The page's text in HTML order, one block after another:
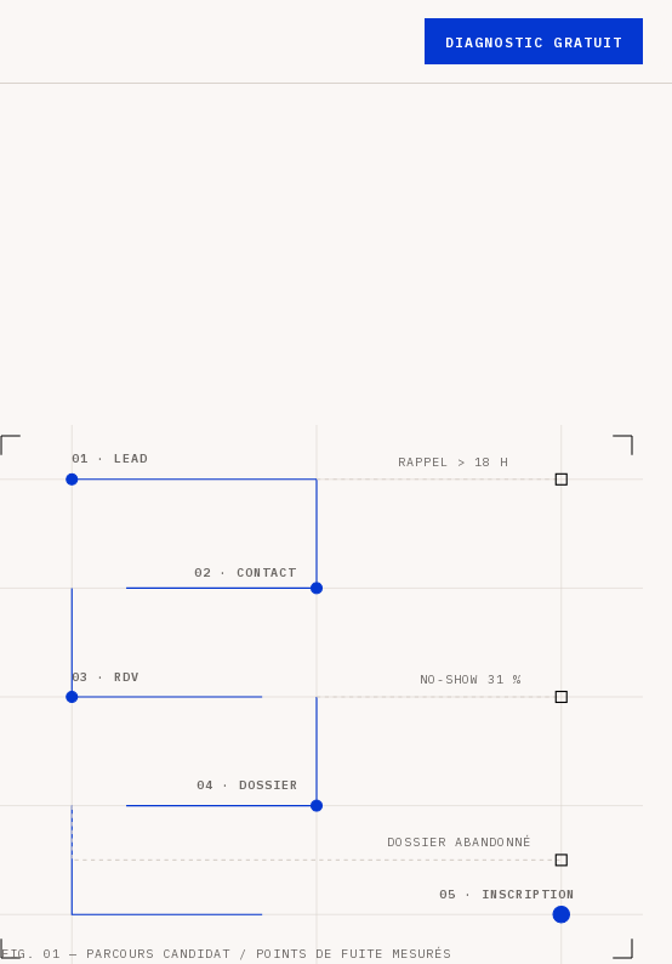
DIAGNOSTIC GRATUIT
01 · LEAD
02 · CONTACT
03 · RDV
04 · DOSSIER
05 · INSCRIPTION
RAPPEL > 18 H
NO-SHOW 31 %
DOSSIER ABANDONNÉ
FIG. 01 — PARCOURS CANDIDAT / POINTS DE FUITE MESURÉS